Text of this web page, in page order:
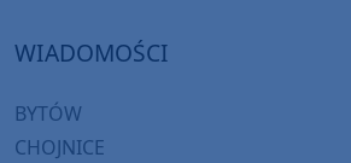
WIADOMOŚCI
BYTÓW
CHOJNICE